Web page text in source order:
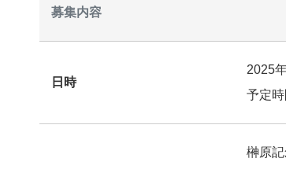
募集内容
日時
2025
予定
榊原